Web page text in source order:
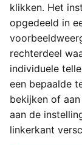
Yesplan 1.12,
Yesplan 1.11.6,
Yesplan 1.11,
Yesplan 1.10,
klikken. Het
opgedeeld in
rechterdeel
individuele
een bepaalde
bekijken of
aan de
linkerkant